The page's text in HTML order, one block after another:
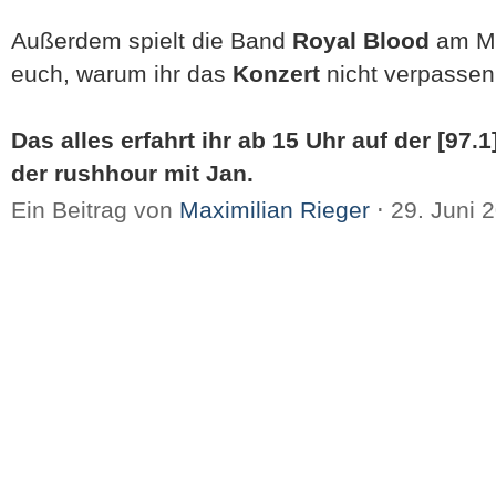
Außerdem spielt die Band Royal Blood am
euch, warum ihr das Konzert nicht
Das alles erfahrt ihr ab 15 Uhr auf der
der rushhour mit Jan.
Ein Beitrag von Maximilian Rieger ⋅ 29. Juni